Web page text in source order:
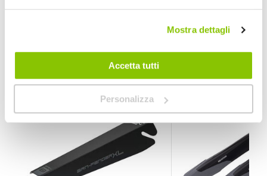
Mostra dettagli
Accetta tutti
Personalizza